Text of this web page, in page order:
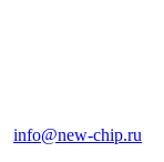
info@new-chip.ru